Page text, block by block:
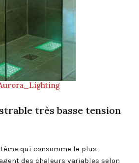
très basse tension
qui consomme le plus
des chaleurs variables selon